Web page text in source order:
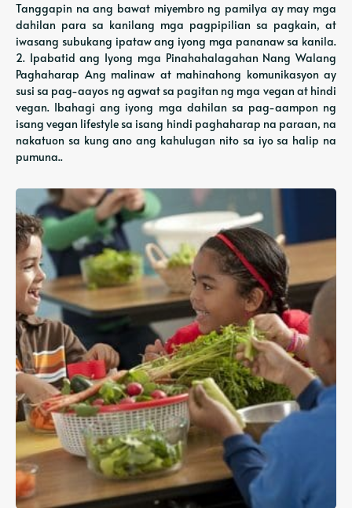
Tanggapin na ang bawat miyembro ng pamilya ay may mga
dahilan para sa kanilang mga pagpipilian sa pagkain, at
iwasang subukang ipataw ang iyong mga pananaw sa kanila.
2. Ipabatid ang Iyong mga Pinahahalagahan Nang Walang
Paghaharap Ang malinaw at mahinahong komunikasyon ay
susi sa pag-aayos ng agwat sa pagitan ng mga vegan at hindi
vegan. Ibahagi ang iyong mga dahilan sa pag-aampon ng
isang vegan lifestyle sa isang hindi paghaharap na paraan, na
nakatuon sa kung ano ang kahulugan nito sa iyo sa halip na
pumuna..